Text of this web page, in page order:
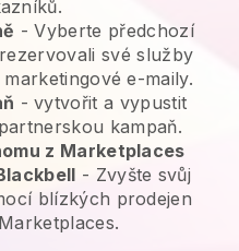
-Vyberte předchozí
své služby
e-maily.
- vytvořit a vypustit
kampaň.
z Marketplaces
- Zvyšte svůj
blízkých prodejen